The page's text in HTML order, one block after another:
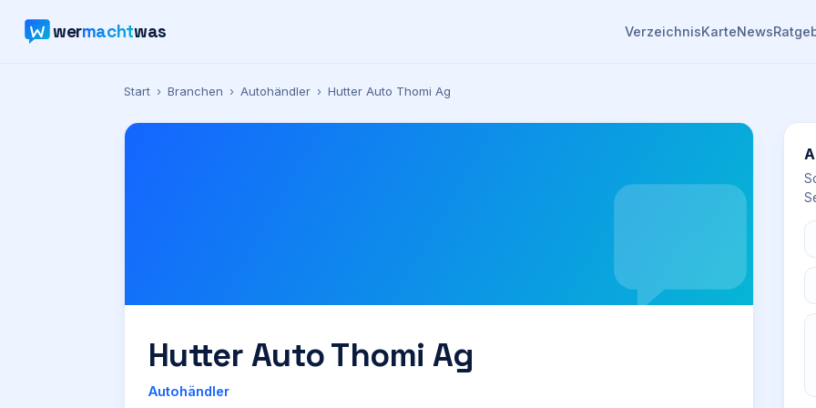
wermachtwas VerzeichnisKarteNews
Start › Branchen › Autohändler › Hutter Auto Thomi Ag
Hutter Auto Thomi Ag
Autohändler